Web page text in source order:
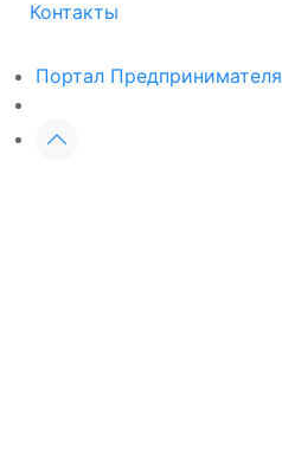
Контакты
Портал Предпринимателя